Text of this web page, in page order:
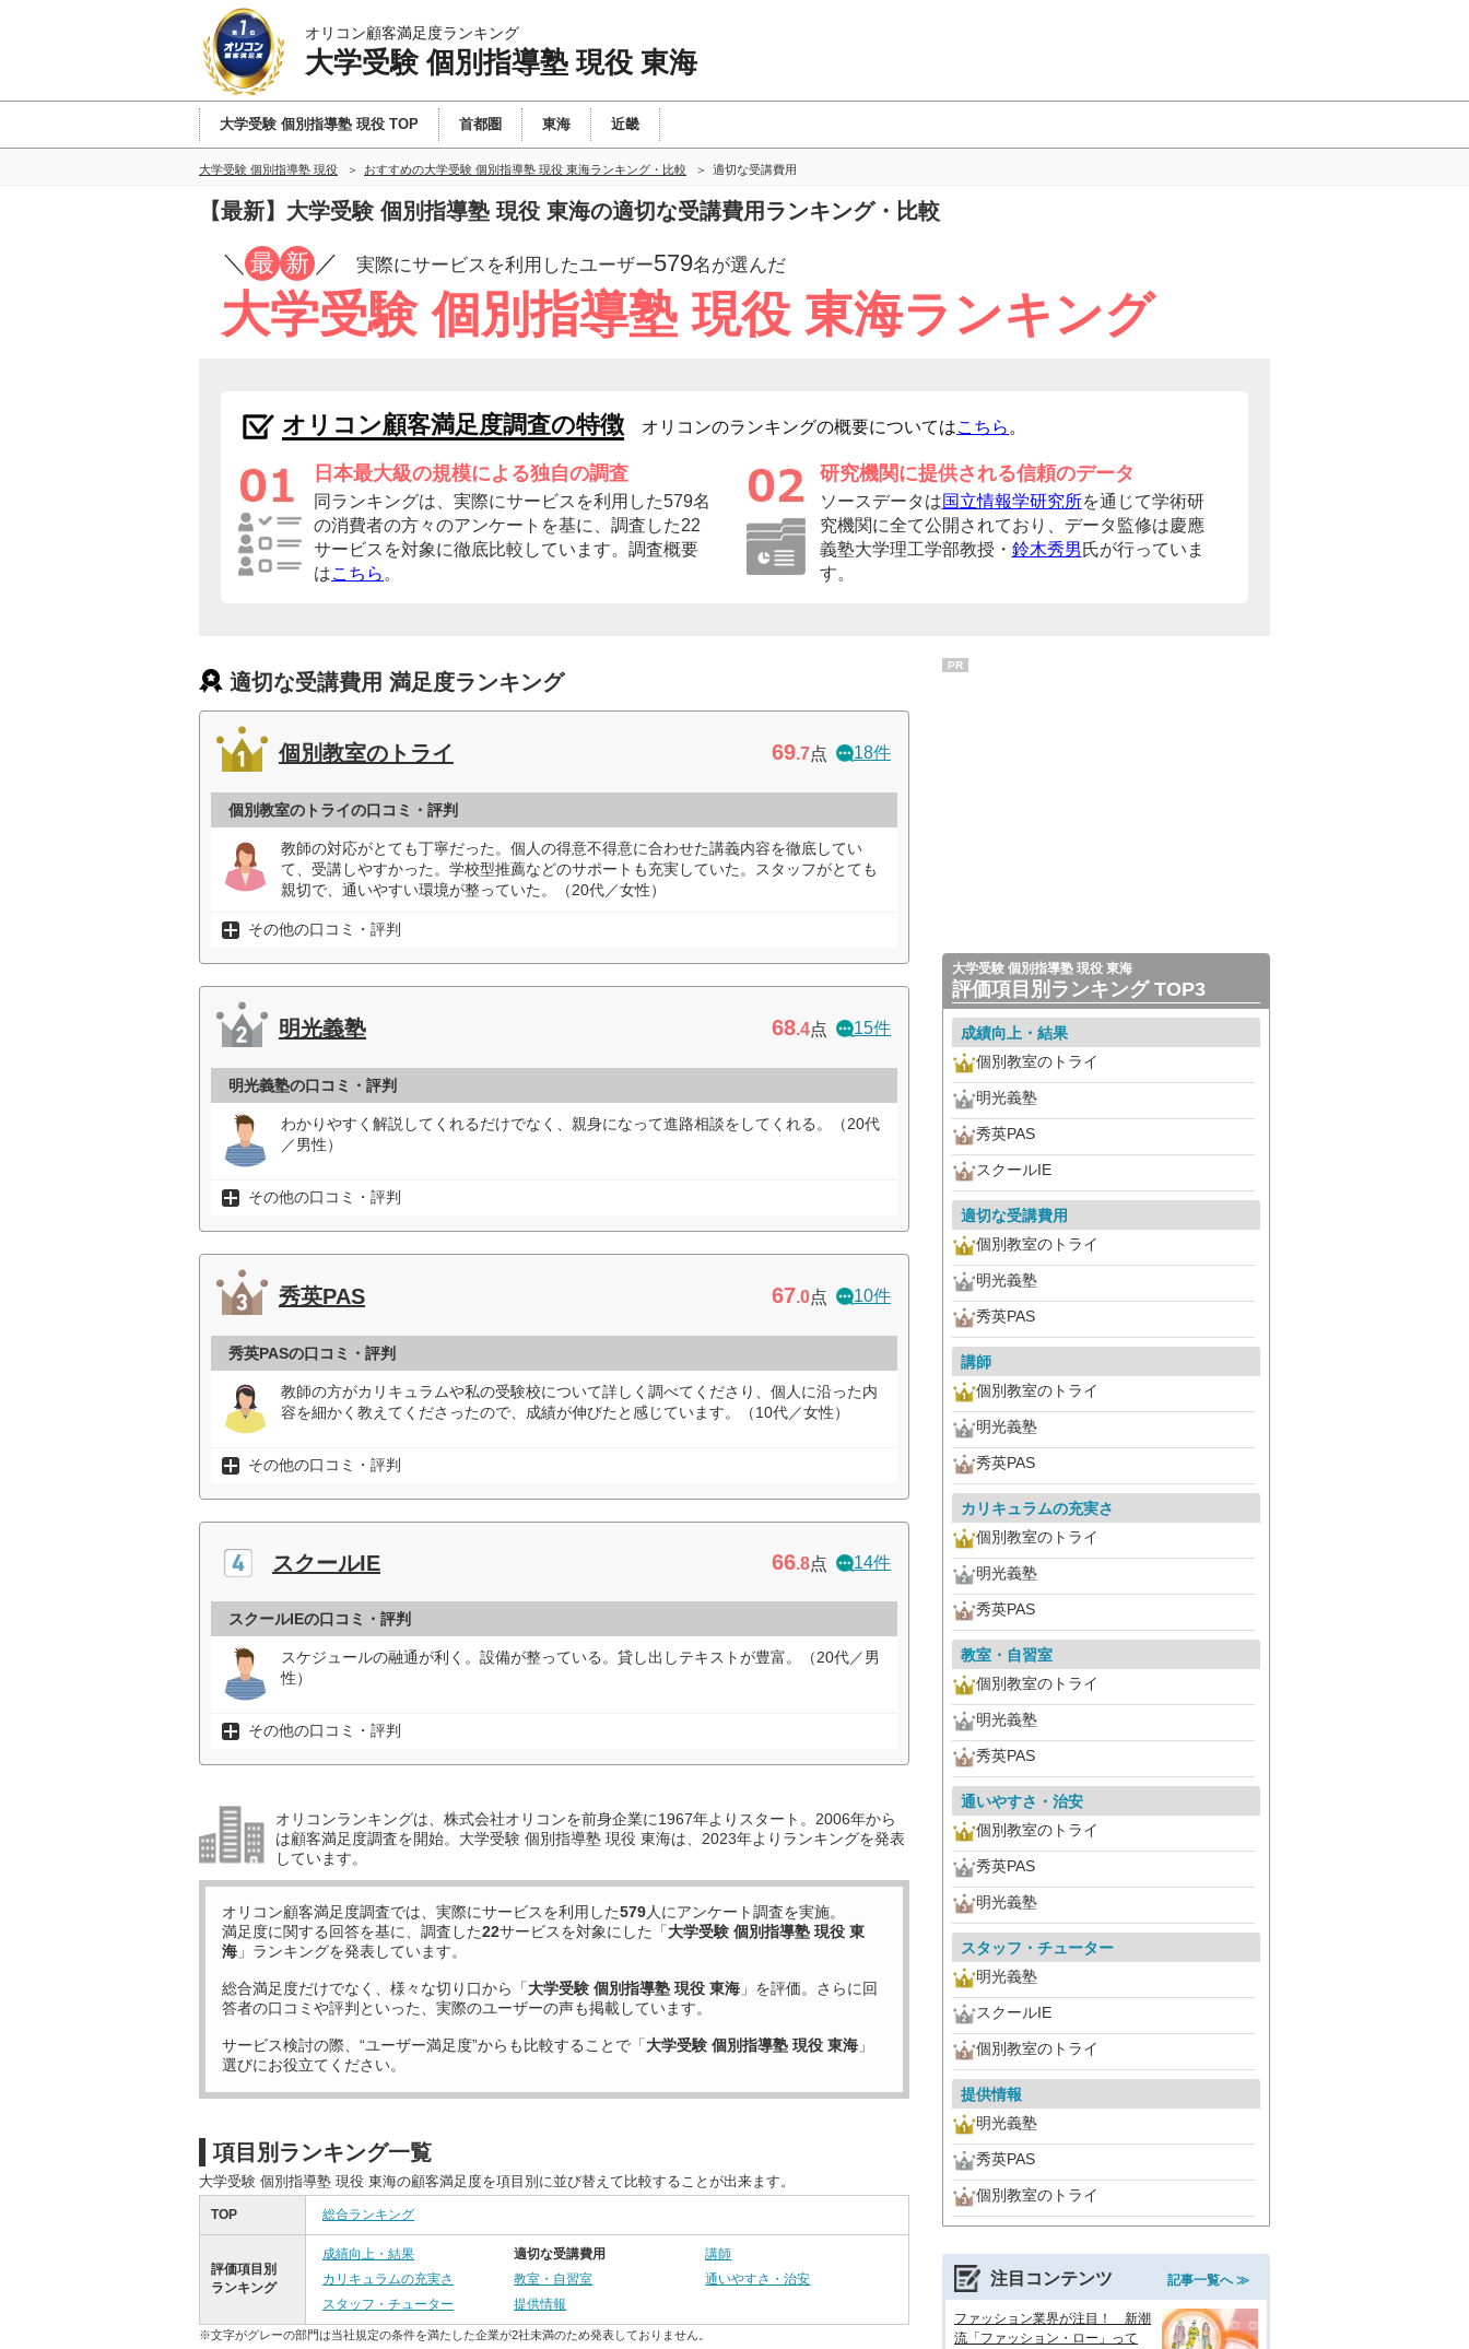
オリコン顧客満足度ランキング
大学受験 個別指導塾 現役 東海
大学受験 個別指導塾 現役 TOP 首都圏 東海 近畿
大学受験 個別指導塾 現役 おすすめの大学受験 個別指導塾 現役 東海ランキング・比較 適切な受講費用
【最新】大学受験 個別指導塾 現役 東海の適切な受講費用ランキング・比較
／ 最 新 ／ 実際にサービスを利用したユーザー579名が選んだ
大学受験 個別指導塾 現役 東海ランキング
オリコン顧客満足度調査の特徴 オリコンのランキングの概要についてはこちら 。
日本最大級の規模による独自の調査
同ランキングは、実際にサービスを利用した579名
の消費者の方々のアンケートを基に、調査した22
サービスを対象に徹底比較しています。調査概要
はこちら 。
研究機関に提供される信頼のデータ
ソースデータは国立情報学研究所を通じて学術研
究機関に全て公開されており、データ監修は慶應
義塾大学理工学部教授・ 鈴木秀男 氏が行っていま
す。
適切な受講費用 満足度ランキング
個別教室のトライ 69.7点 18件
個別教室のトライの口コミ・評判
教師の対応がとても丁寧だった。個人の得意不得意に合わせた講義内容を徹底してい
て、受講しやすかった。学校型推薦などのサポートも充実していた。スタッフがとても
親切で、通いやすい環境が整っていた。（20代／女性）
その他の口コミ・評判
明光義塾 68.4点 15件
明光義塾の口コミ・評判
わかりやすく解説してくれるだけでなく、親身になって進路相談をしてくれる。（20代
／男性）
その他の口コミ・評判
秀英PAS 67.0点 10件
秀英PASの口コミ・評判
教師の方がカリキュラムや私の受験校について詳しく調べてくださり、個人に沿った内
容を細かく教えてくださったので、成績が伸びたと感じています。（10代／女性）
その他の口コミ・評判
スクールIE 66.8点 14件
スクールIEの口コミ・評判
スケジュールの融通が利く。設備が整っている。貸し出しテキストが豊富。（20代／男
性）
その他の口コミ・評判
オリコンランキングは、株式会社オリコンを前身企業に1967年よりスタート。2006年から
は顧客満足度調査を開始。大学受験 個別指導塾 現役 東海は、2023年よりランキングを発表
しています。
オリコン顧客満足度調査では、実際にサービスを利用した579人にアンケート調査を実施。
満足度に関する回答を基に、調査した22サービスを対象にした「大学受験 個別指導塾 現役 東
海 」ランキングを発表しています。
総合満足度だけでなく、様々な切り口から「大学受験 個別指導塾 現役 東海 」を評価。さらに回
答者の口コミや評判といった、実際のユーザーの声も掲載しています。
サービス検討の際、“ユーザー満足度”からも比較することで「大学受験 個別指導塾 現役 東海 」
選びにお役立てください。
項目別ランキング一覧
大学受験 個別指導塾 現役 東海の顧客満足度を項目別に並び替えて比較することが出来ます。
TOP 総合ランキング
評価項目別
ランキング
成績向上・結果 適切な受講費用
講師
カリキュラムの充実さ
教室・自習室
通いやすさ・治安
スタッフ・チューター
提供情報
※文字がグレーの部門は当社規定の条件を満たした企業が2社未満のため発表しておりません。
PR
大学受験 個別指導塾 現役 東海
評価項目別ランキング TOP3
成績向上・結果
個別教室のトライ
明光義塾
秀英PAS
スクールIE
適切な受講費用
個別教室のトライ
明光義塾
秀英PAS
講師
個別教室のトライ
明光義塾
秀英PAS
カリキュラムの充実さ
個別教室のトライ
明光義塾
秀英PAS
教室・自習室
個別教室のトライ
明光義塾
秀英PAS
通いやすさ・治安
個別教室のトライ
秀英PAS
明光義塾
スタッフ・チューター
明光義塾
スクールIE
個別教室のトライ
提供情報
明光義塾
秀英PAS
個別教室のトライ
注目コンテンツ 記事一覧へ ≫
ファッション業界が注目！ 新潮
流「ファッション・ロー」って